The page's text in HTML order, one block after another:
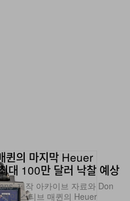
100만 달러 낙찰 예상
제작 아카이브 자료와 Don
인 스티브 매퀸의 Heuer